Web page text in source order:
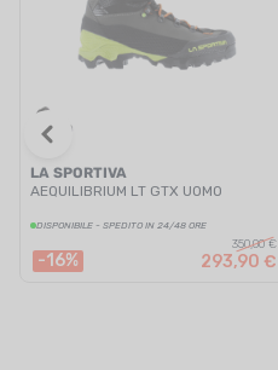
LA SPORTIVA
AEQUILIBRIUM LT GTX UOMO
DISPONIBILE - SPEDITO IN 24/48 ORE
-16%
350,00 €
293,90 €